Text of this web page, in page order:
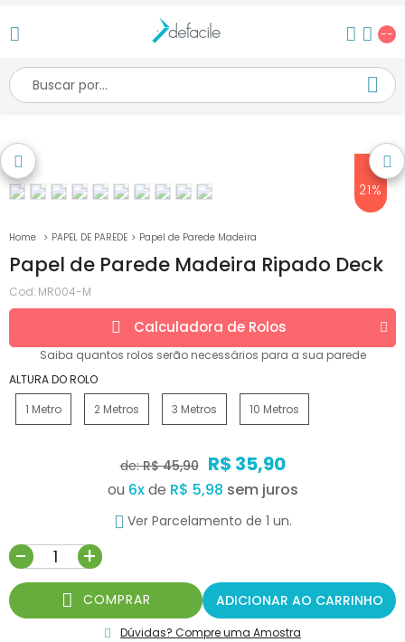
--
21%
PAPEL DE PAREDE Papel de Parede Madeira
Papel de Parede Madeira Ripado Deck
Cod: MR004-M
Calculadora de Rolos
Saiba quantos rolos serão necessários para a sua parede
ALTURA DO ROLO
1 Metro
2 Metros 3 Metros 10 Metros
de:R$ 45,90 R$ 35,90
ou 6xde R$ 5,98
Ver Parcelamento de 1 un.
- +
COMPRAR ADICIONAR AO CARRINHO
Dúvidas? Compre uma Amostra